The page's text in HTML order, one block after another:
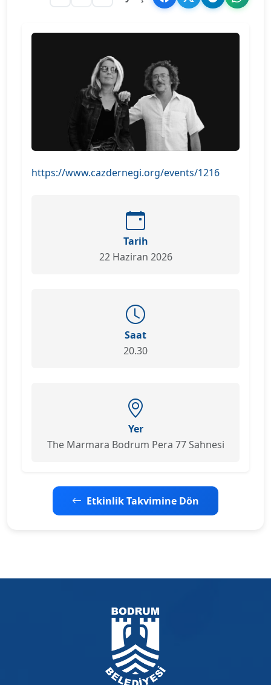
https://www.cazdernegi.org/events/1216
Tarih
22 Haziran 2026
Saat
20.30
Yer
The Marmara Bodrum Pera 77 Sahnesi
Etkinlik Takvimine Dön